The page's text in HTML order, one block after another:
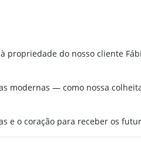
propriedade do nosso cliente
modernas — como nossa
e o coração para receber os